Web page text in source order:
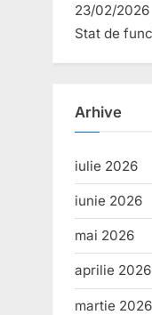
23/02/2026
Stat de
Arhive
iulie 2026
iunie 2026
mai 2026
aprilie 2026
martie 2026